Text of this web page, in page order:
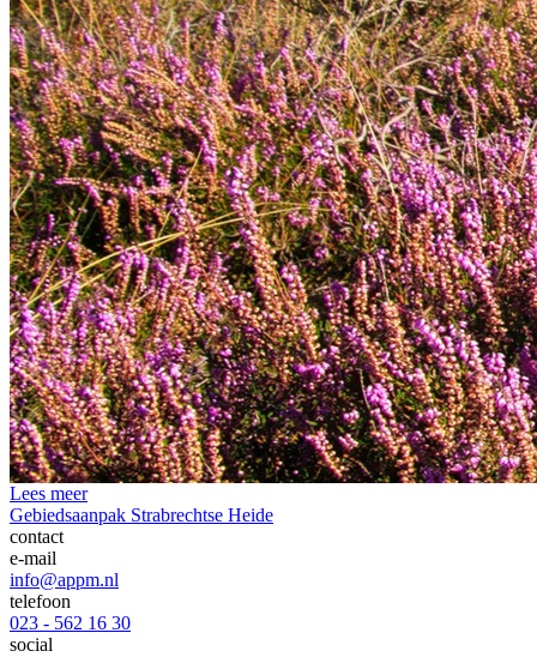
Lees meer
Gebiedsaanpak Strabrechtse Heide
contact
e-mail
info@appm.nl
telefoon
023 - 562 16 30
social